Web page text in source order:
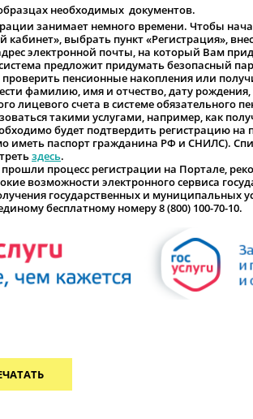
необходимых документов.
занимает немного времени. Чтобы
кабинет», выбрать пункт «Регистрация»,
электронной почты, на который Вам
предложит придумать безопасный
пенсионные накопления или
фамилию, имя и отчество, дату
лицевого счета в системе обязательного
такими услугами, например, как
будет подтвердить регистрацию
иметь паспорт гражданина РФ и СНИЛС).
здесь.
процесс регистрации на Портале,
возможности электронного сервиса
государственных и муниципальных
бесплатному номеру 8 (800) 100-70-10.